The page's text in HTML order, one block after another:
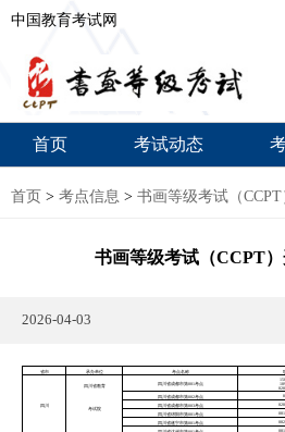
中国教育考试网
首页 考试动态
首页 > 考点信息 > 书画等级考试（CCPT
书画等级考试（CCPT）
2026-04-03
省市 承办单位 考点名称
四川
四川省教育
考试院
四川省成都市第001考点
四川省成都市第002考点
四川省成都市第003考点
四川省绵阳市第001考点
四川省遂宁市第001考点